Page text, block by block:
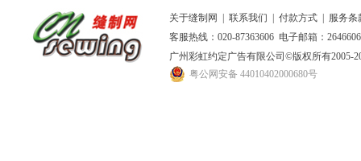
关于缝制网 | 联系我们 | 付款方式 | 服务条
客服热线：020-87363606 电子邮箱：
广州彩虹约定广告有限公司©版权所有2005-
粤公网安备 44010402000680号